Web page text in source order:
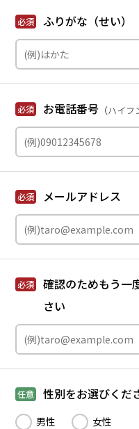
ふりがな（せい）
必須
お電話番号
必須 （ハイフ
メールアドレス
必須
確認のためもう一
さい
必須
任意 性別をお選びくだ
男性 女性